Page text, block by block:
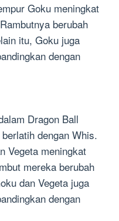
Goku meningkat
berubah
itu, Goku juga
dengan
Dragon Ball
dengan Whis.
Vegeta meningkat
mereka berubah
dan Vegeta juga
dengan